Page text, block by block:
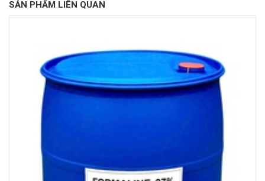
SẢN PHẨM LIÊN QUAN